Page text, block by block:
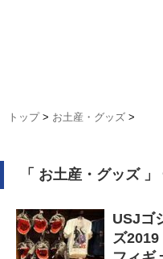
トップ > お土産・グッズ >
「 お土産・グッズ 」
USJゴ
ズ